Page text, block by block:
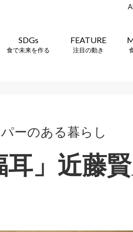
SDGs
食で未来を作る
FEATURE
注目の動き
ーのある暮らし
」近藤